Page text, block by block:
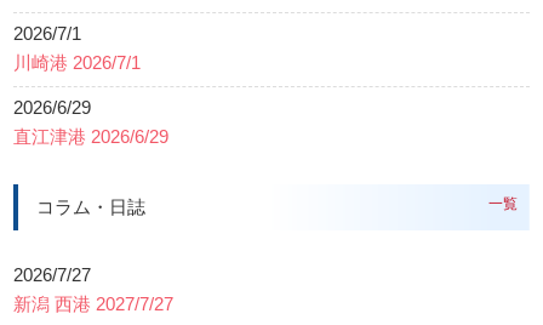
2026/7/1
川崎港 2026/7/1
2026/6/29
直江津港 2026/6/29
コラム・日誌 一覧
2026/7/27
新潟 西港 2027/7/27